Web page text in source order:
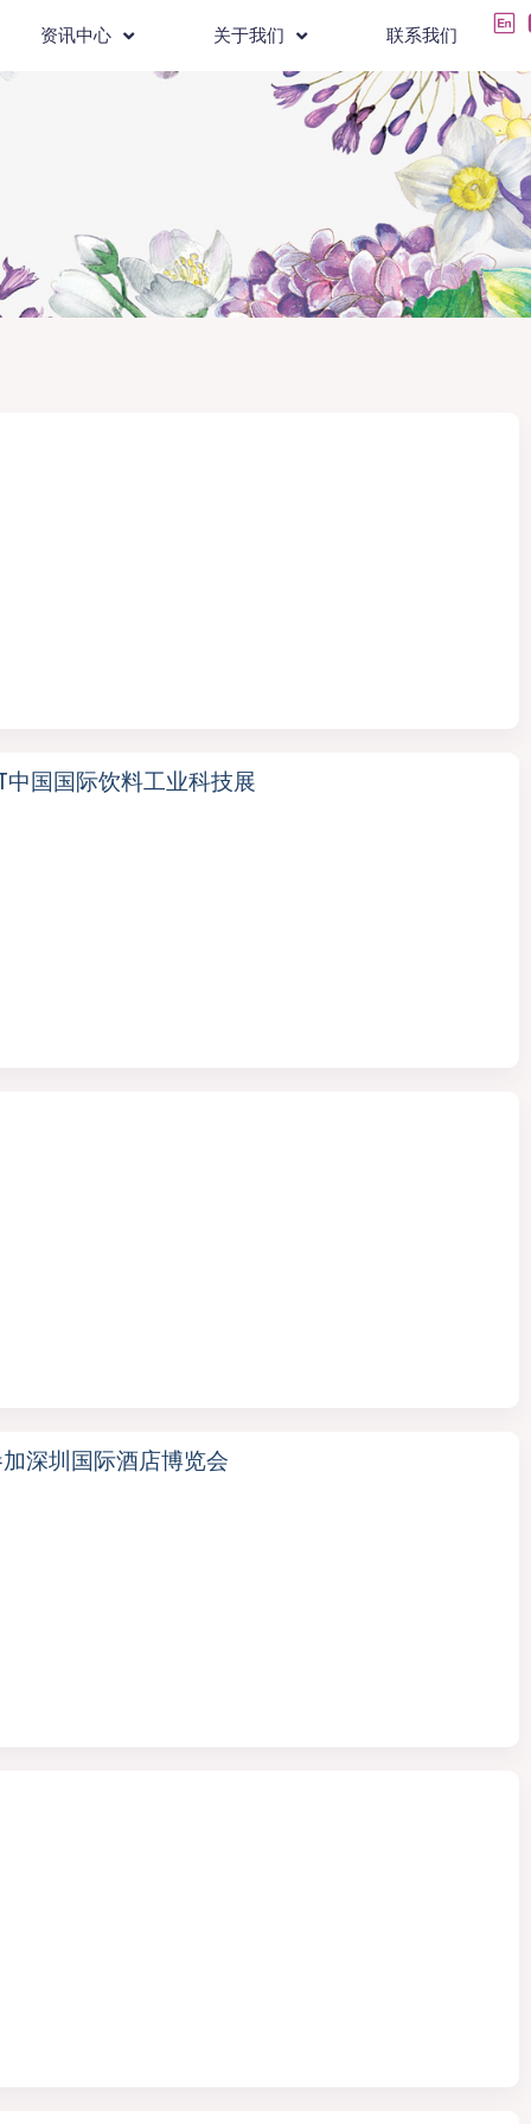
资讯中心 关于我们 联系我们
国国际饮料工业科技展
深圳国际酒店博览会